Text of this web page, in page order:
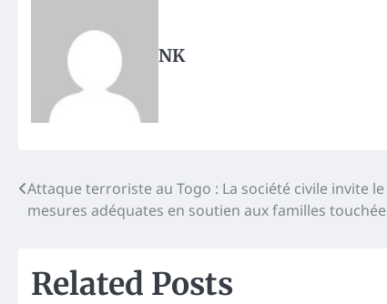
NK
Post
navigation
Attaque terroriste au Togo : La société civile invite
mesures adéquates en soutien aux familles
Related Posts